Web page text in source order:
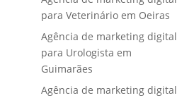
para Veterinário em Oeiras
Agência de marketing digital
para Urologista em
Guimarães
Agência de marketing digital